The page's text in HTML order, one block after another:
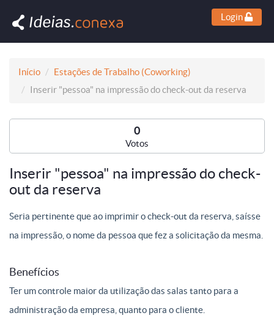
Login
Início
Estações de Trabalho (Coworking)
Inserir "pessoa" na impressão do check-out da reserva
0
Votos
Inserir "pessoa" na impressão do check-
out da reserva
Seria pertinente que ao imprimir o check-out da reserva, saísse
na impressão, o nome da pessoa que fez a solicitação da mesma.
Benefícios
Ter um controle maior da utilização das salas tanto para a
administração da empresa, quanto para o cliente.